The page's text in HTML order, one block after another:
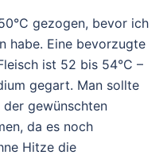
gezogen, bevor ich
habe. Eine bevorzugte
ist 52 bis 54°C –
gegart. Man sollte
der gewünschten
da es noch
Hitze die